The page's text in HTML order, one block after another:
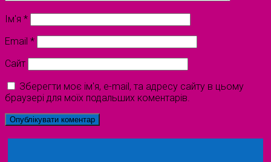
Ім'я *
Email *
Сайт
Зберегти моє ім'я, e-mail, та адресу сайту в цьому
браузері для моїх подальших коментарів.